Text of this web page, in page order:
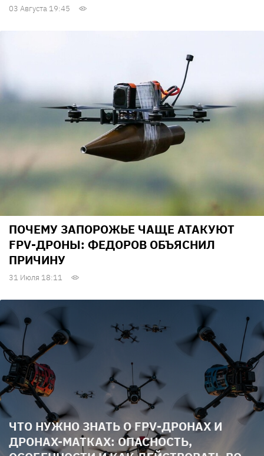
03 Августа 19:45
ПОЧЕМУ ЗАПОРОЖЬЕ ЧАЩЕ АТАКУЮТ
FPV-ДРОНЫ: ФЕДОРОВ ОБЪЯСНИЛ
ПРИЧИНУ
31 Июля 18:11
ЧТО НУЖНО ЗНАТЬ О FPV-ДРОНАХ И
ДРОНАХ-МАТКАХ: ОПАСНОСТЬ,